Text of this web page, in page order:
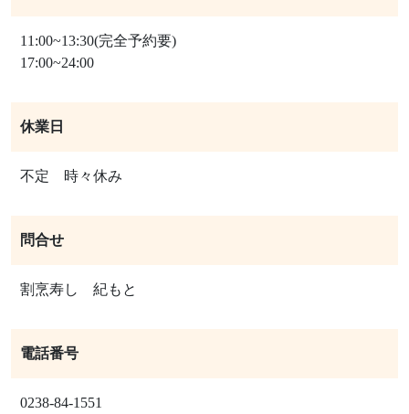
11:00~13:30(完全予約要)
17:00~24:00
休業日
不定 時々休み
問合せ
割烹寿し 紀もと
電話番号
0238-84-1551